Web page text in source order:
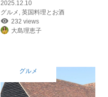
2025.12.10
グルメ ,英国料理とお酒
232 views
大島理恵子
グルメ